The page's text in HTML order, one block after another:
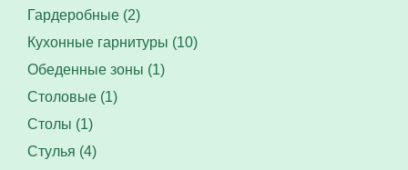
Гардеробные (2)
Кухонные гарнитуры (10)
Обеденные зоны (1)
Столовые (1)
Столы (1)
Стулья (4)